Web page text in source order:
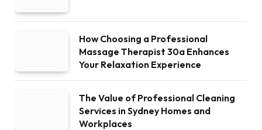
How Choosing a Professional
Massage Therapist 30a Enhances
Your Relaxation Experience
The Value of Professional Cleaning
Services in Sydney Homes and
Workplaces